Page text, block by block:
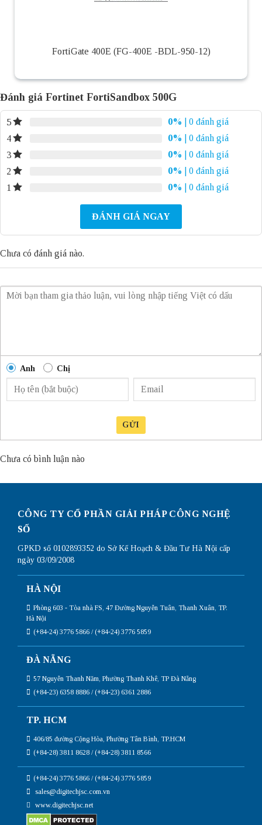
FortiGate 400E (FG-400E -BDL-950-12)
Đánh giá Fortinet FortiSandbox 500G
5 0%
| 0 đánh giá
4
0%
| 0 đánh giá
3
0%
| 0 đánh giá
2
0%
| 0 đánh giá
1
0% | 0 đánh giá
ĐÁNH GIÁ NGAY
Chưa có đánh giá nào.
Anh Chị
GỬI
Chưa có bình luận nào
CÔNG TY CỔ PHẦN GIẢI PHÁP CÔNG NGHỆ
SỐ
GPKD số 0102893352 do Sở Kế Hoạch & Đầu Tư Hà Nội cấp
ngày 03/09/2008
HÀ NỘI
Phòng 603 - Tòa nhà FS, 47 Đường Nguyễn Tuân, Thanh Xuân, TP.
Hà Nội
(+84-24) 3776 5866 / (+84-24) 3776 5859
ĐÀ NẴNG
57 Nguyễn Thanh Năm, Phường Thanh Khê, TP Đà Nẵng
(+84-23) 6358 8886 / (+84-23) 6361 2886
TP. HCM
406/85 đường Cộng Hòa, Phường Tân Bình, TP.HCM
(+84-28) 3811 8628 / (+84-28) 3811 8566
(+84-24) 3776 5866 / (+84-24) 3776 5859
sales@digitechjsc.com.vn
www.digitechjsc.net